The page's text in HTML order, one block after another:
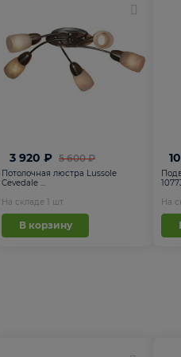
5 600 ₽
3 920 ₽
Потолочная люстра Lussole
Cevedale ...
На складе 1 шт
В корзину
На